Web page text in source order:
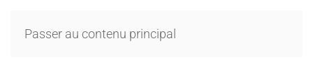
Passer au contenu principal